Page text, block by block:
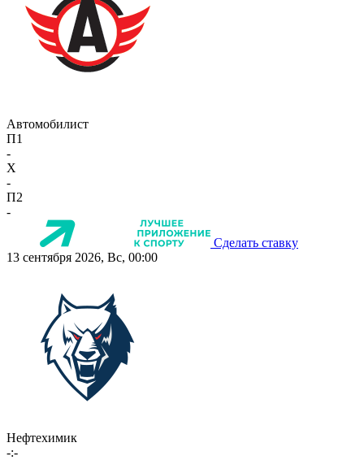
Автомобилист
П1
-
X
-
П2
-
Сделать ставку
13 сентября 2026, Вс, 00:00
Нефтехимик
-:-